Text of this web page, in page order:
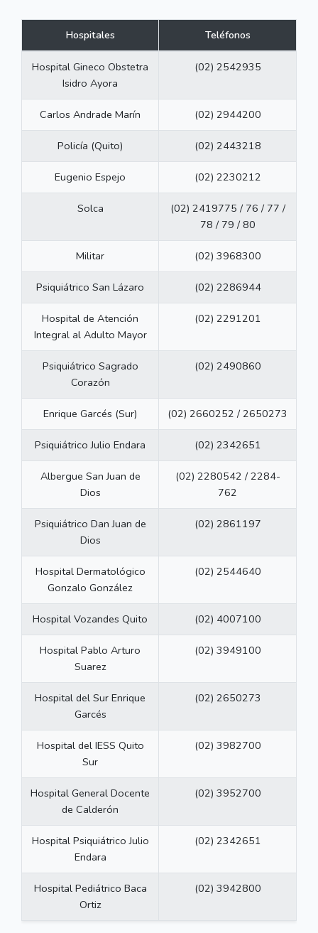
Hospitales Teléfonos
Hospital Gineco Obstetra
Isidro Ayora
(02) 2542935
Carlos Andrade Marín (02) 2944200
Policía (Quito) (02) 2443218
Eugenio Espejo (02) 2230212
Solca
(02) 2419775 / 76 / 77 /
78 / 79 / 80
Militar (02) 3968300
Psiquiátrico San Lázaro (02) 2286944
Hospital de Atención
Integral al Adulto Mayor
(02) 2291201
Psiquiátrico Sagrado
Corazón
(02) 2490860
Enrique Garcés (Sur) (02) 2660252 / 2650273
Psiquiátrico Julio Endara (02) 2342651
Albergue San Juan de
Dios
(02) 2280542 / 2284-
762
Psiquiátrico Dan Juan de
Dios
(02) 2861197
Hospital Dermatológico
Gonzalo González
(02) 2544640
Hospital Vozandes Quito (02) 4007100
Hospital Pablo Arturo
Suarez
(02) 3949100
Hospital del Sur Enrique
Garcés
(02) 2650273
Hospital del IESS Quito
Sur
(02) 3982700
Hospital General Docente
de Calderón
(02) 3952700
Hospital Psiquiátrico Julio
Endara
(02) 2342651
Hospital Pediátrico Baca
Ortiz
(02) 3942800